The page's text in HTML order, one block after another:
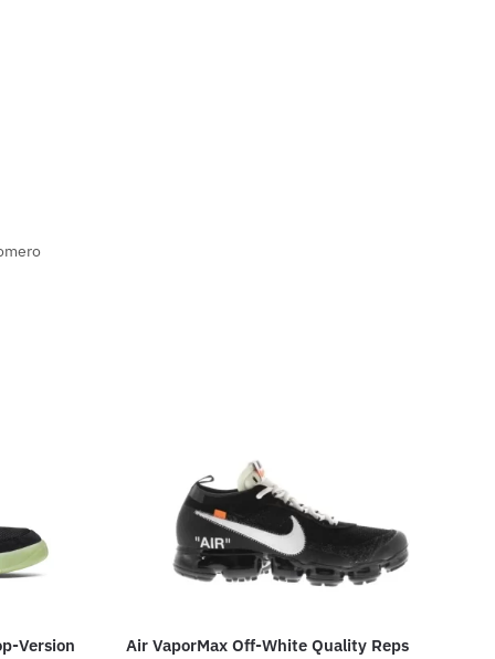
Version Air VaporMax Off-White Quality Reps